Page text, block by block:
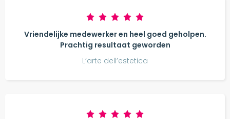
Vriendelijke medewerker en heel goed geholpen.
Prachtig resultaat geworden
L’arte dell’estetica